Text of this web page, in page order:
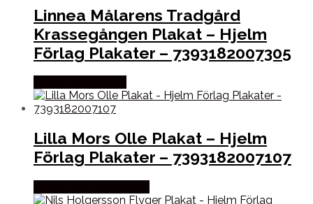
Linnea Målarens Tradgård
Krassegången Plakat – Hjelm
Förlag Plakater – 7393182007305
Lilla Mors Olle Plakat – Hjelm
Förlag Plakater – 7393182007107